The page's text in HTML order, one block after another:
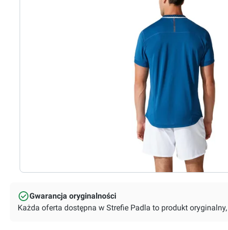
Gwarancja oryginalności
Każda oferta dostępna w Strefie Padla to produkt